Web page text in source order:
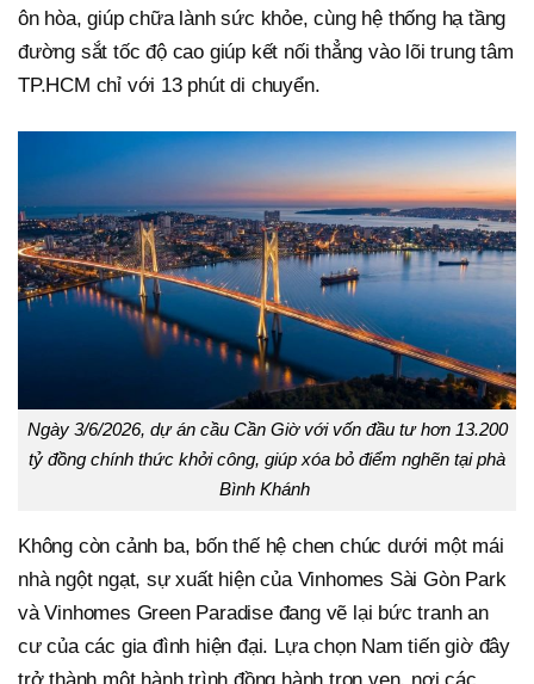
ôn hòa, giúp chữa lành sức khỏe, cùng hệ thống hạ tầng
đường sắt tốc độ cao giúp kết nối thẳng vào lõi trung tâm
TP.HCM chỉ với 13 phút di chuyển.
Ngày 3/6/2026, dự án cầu Cần Giờ với vốn đầu tư hơn 13.200
tỷ đồng chính thức khởi công, giúp xóa bỏ điểm nghẽn tại phà
Bình Khánh
Không còn cảnh ba, bốn thế hệ chen chúc dưới một mái
nhà ngột ngạt, sự xuất hiện của Vinhomes Sài Gòn Park
và Vinhomes Green Paradise đang vẽ lại bức tranh an
cư của các gia đình hiện đại. Lựa chọn Nam tiến giờ đây